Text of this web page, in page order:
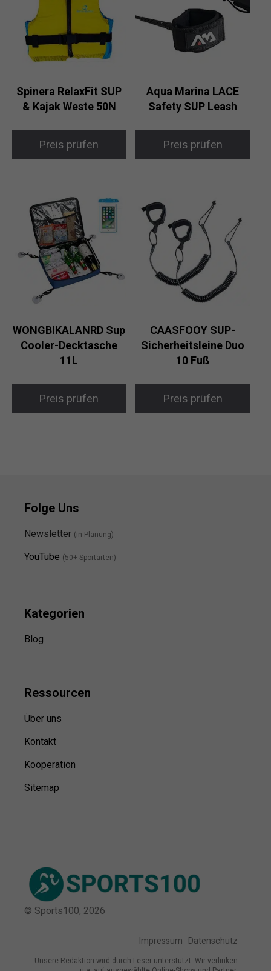
Spinera RelaxFit SUP
& Kajak Weste 50N
Preis prüfen
Aqua Marina LACE
Safety SUP Leash
Preis prüfen
WONGBIKALANRD Sup
Cooler-Decktasche
11L
Preis prüfen
CAASFOOY SUP-
Sicherheitsleine Duo
10 Fuß
Preis prüfen
Folge Uns
Newsletter (in Planung)
YouTube (50+ Sportarten)
Kategorien
Blog
Ressourcen
Über uns
Kontakt
Kooperation
Sitemap
© Sports100, 2026
Impressum Datenschutz
Unsere Redaktion wird durch Leser unterstützt. Wir verlinken